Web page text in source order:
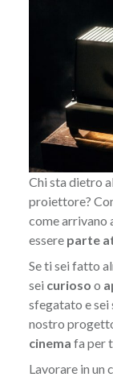
Chi sta dietro
proiettore?
come arrivano
essere parte
Se ti sei fatto
sei curioso o
sfegatato e sei
nostro
cinema fa per
Lavorare in un